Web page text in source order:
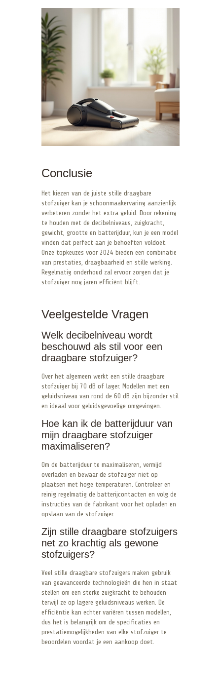
Conclusie
Het kiezen van de juiste stille draagbare
stofzuiger kan je schoonmaakervaring aanzienlijk
verbeteren zonder het extra geluid. Door rekening
te houden met de decibelniveaus, zuigkracht,
gewicht, grootte en batterijduur, kun je een model
vinden dat perfect aan je behoeften voldoet.
Onze topkeuzes voor 2024 bieden een combinatie
van prestaties, draagbaarheid en stille werking.
Regelmatig onderhoud zal ervoor zorgen dat je
stofzuiger nog jaren efficiënt blijft.
Veelgestelde Vragen
Welk decibelniveau wordt
beschouwd als stil voor een
draagbare stofzuiger?
Over het algemeen werkt een stille draagbare
stofzuiger bij 70 dB of lager. Modellen met een
geluidsniveau van rond de 60 dB zijn bijzonder stil
en ideaal voor geluidsgevoelige omgevingen.
Hoe kan ik de batterijduur van
mijn draagbare stofzuiger
maximaliseren?
Om de batterijduur te maximaliseren, vermijd
overladen en bewaar de stofzuiger niet op
plaatsen met hoge temperaturen. Controleer en
reinig regelmatig de batterijcontacten en volg de
instructies van de fabrikant voor het opladen en
opslaan van de stofzuiger.
Zijn stille draagbare stofzuigers
net zo krachtig als gewone
stofzuigers?
Veel stille draagbare stofzuigers maken gebruik
van geavanceerde technologieën die hen in staat
stellen om een sterke zuigkracht te behouden
terwijl ze op lagere geluidsniveaus werken. De
efficiëntie kan echter variëren tussen modellen,
dus het is belangrijk om de specificaties en
prestatiemogelijkheden van elke stofzuiger te
beoordelen voordat je een aankoop doet.